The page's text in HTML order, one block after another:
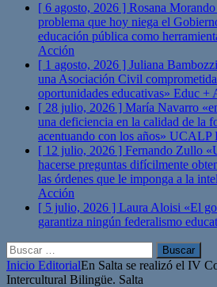
[ 6 agosto, 2026 ] Rosana
problema que hoy niega el
educación pública como
Acción
[ 1 agosto, 2026 ] Juliana
una Asociación Civil
oportunidades educativas» Educ +
[ 28 julio, 2026 ] María Navarro
una deficiencia en la calidad de la
acentuando con los años» UCALP
[ 12 julio, 2026 ] Fernando Zullo
hacerse preguntas difícilmente
las órdenes que le imponga a la
Acción
[ 5 julio, 2026 ] Laura Aloisi «El
garantiza ningún federalismo
Buscar:
Inicio EditorialEn Salta se realizó el IV
Intercultural Bilingüe. Salta